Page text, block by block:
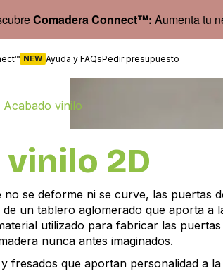
Comadera Connect™: Aumenta tu
NEW Ayuda y FAQsPedir presupuesto
Acabado vinilo
2D
no se deforme ni se curve, las puertas
un tablero aglomerado que aporta a
utilizado para fabricar las
nunca antes imaginados.
fresados que aportan personalidad a